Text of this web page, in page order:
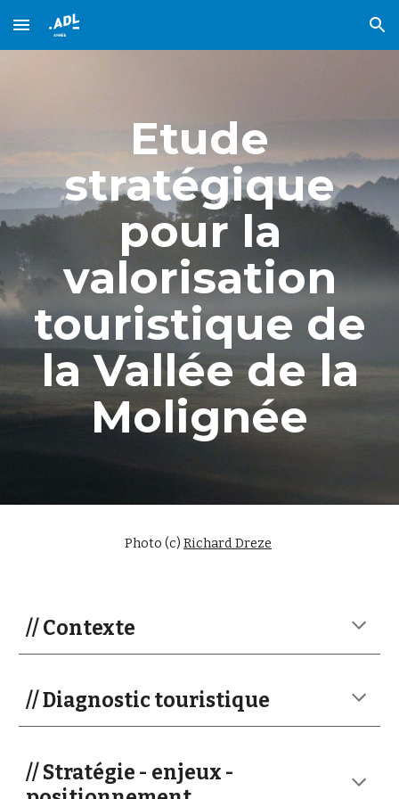
Skip to main content Skip to navigation
Etude
stratégique
pour la
valorisation
touristique de
la Vallée de la
Molignée
Photo (c) Richard Dreze
// Contexte
// Diagnostic touristique
// Stratégie - enjeux -